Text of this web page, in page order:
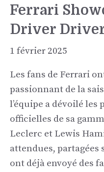
Ferrari
Driver
1 février 2025
Les fans de Ferrari
passionnant de la
l’équipe a dévoilé les
officielles de sa
Leclerc et Lewis
attendues, partagées
ont déjà envoyé des